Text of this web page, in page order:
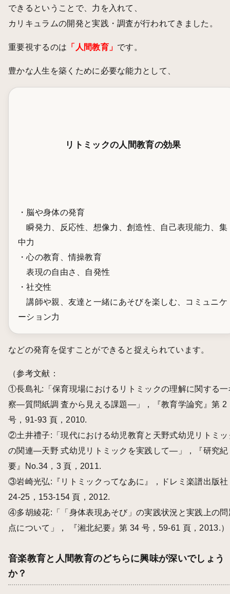
できるということで、力を入れて、
カリキュラムの開発と実践・調査が行われてきました。
重要視するのは 「人間教育」 です。
豊かな人生を築くために必要な能力として、
リトミックの人間教育の効果
・脳や身体の発育
瞬発力、反応性、想像力、創造性、自己表現能力、集
中力
・心の教育、情操教育
表現の自由さ、自発性
・社交性
講師や親、友達と一緒にあそびを楽しむ、コミュニケ
ーション力
などの発育を促すことができると捉えられています。
（参考文献：
①長島礼:「保育現場におけるリトミックの理解に関する一
察―質問紙調 査から見える課題―」，『教育学論究』第 2
号，91-93 頁，2010.
②土井禮子:「現代における幼児教育と天野式幼児リトミッ
の関連―天野 式幼児リトミックを実践して―」，『研究紀
要』No.34，3 頁，2011.
③岩崎光弘:『リトミックってなあに』，ドレミ楽譜出版社
24-25，153-154 頁，2012.
④多胡綾花:「「身体表現あそび」の実践状況と実践上の問
点について」， 『湘北紀要』第 34 号，59-61 頁，2013.）
音楽教育と人間教育のどちらに興味が深いでしょう
か？